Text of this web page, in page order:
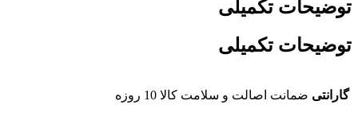
توضیحات تکمیلی
توضیحات تکمیلی
گارانتی ضمانت اصالت و سلامت کالا 10 روزه